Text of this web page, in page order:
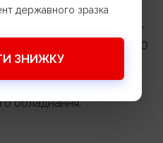
державного зразка
ЗНИЖКУ
У невеликих
може бути на рівні 12-
кінотеатрів – 25-40
можливий при роботі
показах або в сфері
обладнання.